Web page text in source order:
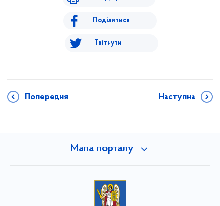
Поділитися
Твітнути
Попередня Наступна
Мапа порталу